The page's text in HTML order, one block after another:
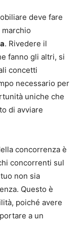
deve fare
. Rivedere il
fanno gli altri, si
concetti
necessario per
uniche che
di avviare
concorrenza è
concorrenti sul
non sia
Questo è
poiché avere
a un